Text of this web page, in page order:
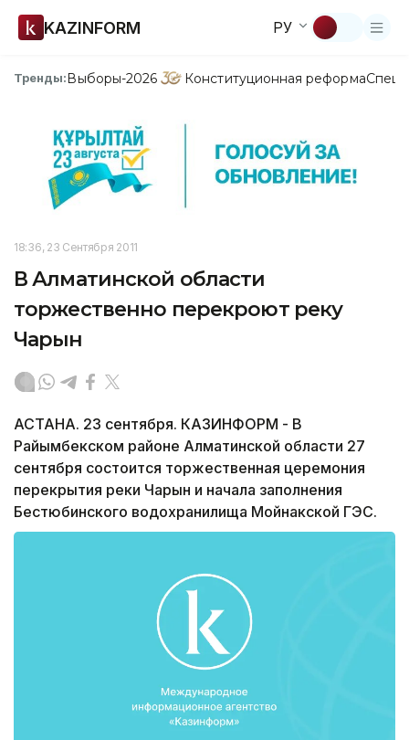
KAZINFORM РУ
Тренды:Выборы-2026 Конституционная реформа
18:36, 23 Сентября 2011
В Алматинской области
торжественно перекроют реку
Чарын
АСТАНА. 23 сентября. КАЗИНФОРМ - В
Райымбекском районе Алматинской области 27
сентября состоится торжественная церемония
перекрытия реки Чарын и начала заполнения
Бестюбинского водохранилища Мойнакской ГЭС.